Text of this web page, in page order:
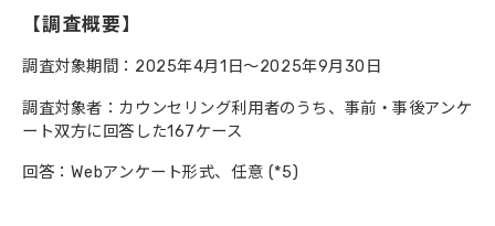
【調査概要】
調査対象期間：2025年4月1日～2025年9月30日
調査対象者：カウンセリング利用者のうち、事前・事後アンケ
ート双方に回答した167ケース
回答：Webアンケート形式、任意 (*5)